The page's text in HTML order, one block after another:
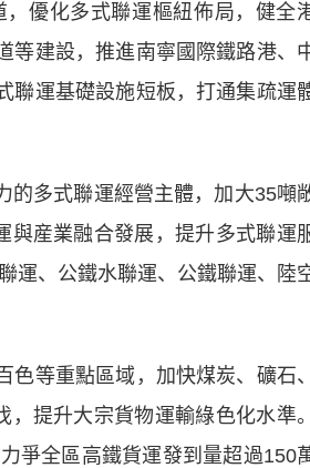
優化多式聯運樞紐佈局，健全
等建設，推進南寧國際鐵路港、
聯運基礎設施短板，打通集疏運
多式聯運經營主體，加大35噸
與産業融合發展，提升多式聯運
運、公鐵水聯運、公鐵聯運、陸
等重點區域，加快煤炭、礦石、
提升大宗貨物運輸綠色化水準。
爭全區高鐵貨運發到量超過150